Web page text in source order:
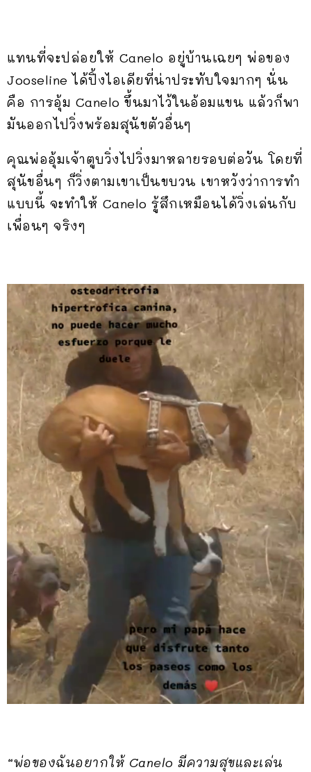
แทนที่จะปล่อยให้ Canelo อยู่บ้านเฉยๆ พ่อของ
Jooseline ได้ปิ้งไอเดียที่น่าประทับใจมากๆ นั่น
คือ การอุ้ม Canelo ขึ้นมาไว้ในอ้อมแขน แล้วก็พา
มันออกไปวิ่งพร้อมสุนัขตัวอื่นๆ
คุณพ่ออุ้มเจ้าตูบวิ่งไปวิ่งมาหลายรอบต่อวัน โดยที่
สุนัขอื่นๆ ก็วิ่งตามเขาเป็นขบวน เขาหวังว่าการทำ
แบบนี้ จะทำให้ Canelo รู้สึกเหมือนได้วิ่งเล่นกับ
เพื่อนๆ จริงๆ
“พ่อของฉันอยากให้ Canelo มีความสุขและเล่น